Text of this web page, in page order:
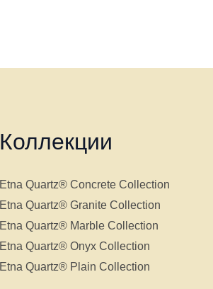
Коллекции
Etna Quartz® Concrete Collection
Etna Quartz® Granite Collection
Etna Quartz® Marble Collection
Etna Quartz® Onyx Collection
Etna Quartz® Plain Collection